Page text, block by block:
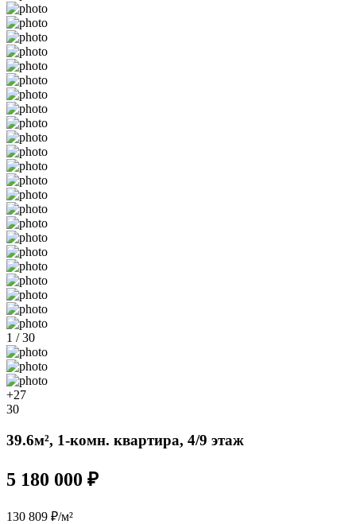
1 / 30
+27
30
39.6м², 1-комн. квартира, 4/9 этаж
5 180 000 ₽
130 809 ₽/м²